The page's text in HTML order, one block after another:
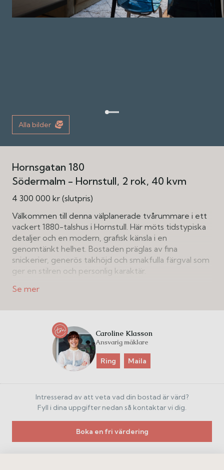
Alla bilder
Hornsgatan 180
Södermalm - Hornstull 2 rok 40 kvm
4 300 000 kr (slutpris)
Välkommen till denna välplanerade tvårummare i ett
vackert 1880-talshus i Hornstull. Här möts tidstypiska
detaljer och en modern, grafisk känsla i en
genomtänkt helhet. Bostaden präglas av fina
snickerier, generös takhöjd och smakfulla färgval som
ger en stilren och personlig karaktär.
Planlösningen är social med en naturlig koppling
Sovrummet är beläget mot den lugna innergården
och erbjuder en avskild och tyst miljö. Härifrån nås
även balkongen, som vetter mot gården – en stillsam
plats för en kopp kaffe eller en paus från stadens
Här bor du i populära Hornstull med närhet till vatten,
grönområden samt ett brett utbud av restauranger,
caféer och service. En bostad med karaktär och fina
Varmt välkomna på visning!
Caroline Klasson
Ansvarig mäklare
Ring Maila
Intresserad av att veta vad din bostad är värd?
Fyll i dina uppgifter nedan så kontaktar vi dig.
Boka en fri värdering